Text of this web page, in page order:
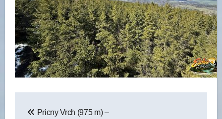
Pricny Vrch (975 m) –